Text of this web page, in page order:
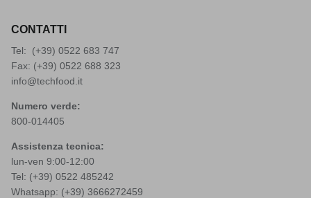
CONTATTI
Tel: (+39) 0522 683 747
Fax: (+39) 0522 688 323
info@techfood.it
Numero verde:
800-014405
Assistenza tecnica:
lun-ven 9:00-12:00
Tel: (+39) 0522 485242
Whatsapp: (+39) 3666272459